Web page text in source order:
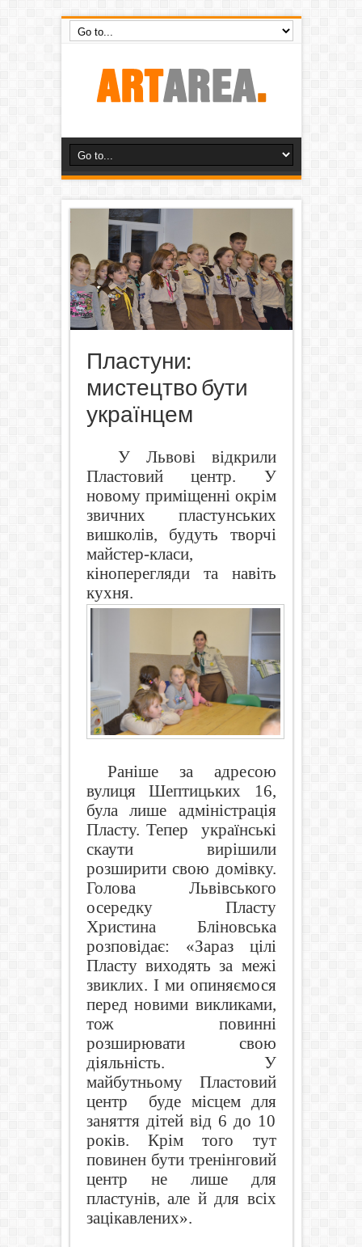
Пластуни:
мистецтво бути
українцем
У Львові відкрили
Пластовий центр. У
новому приміщенні окрім
звичних пластунських
вишколів, будуть творчі
майстер-класи,
кіноперегляди та навіть
кухня.
Раніше за адресою
вулиця Шептицьких 16,
була лише адміністрація
Пласту. Тепер
українські
скаути вирішили
розширити свою домівку.
Голова Львівського
осередку Пласту
Христина Бліновська
розповідає: «Зараз цілі
Пласту виходять за межі
звиклих. І ми опиняємося
перед новими викликами,
тож повинні
розширювати свою
діяльність. У
майбутньому Пластовий
центр буде місцем для
заняття дітей від 6 до 10
років. Крім того тут
повинен бути тренінговий
центр не лише для
пластунів, але й для всіх
зацікавлених».